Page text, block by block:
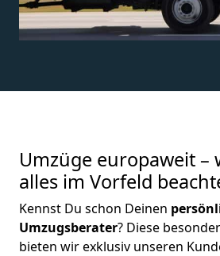
Umzüge europaweit –
alles im Vorfeld
Kennst Du schon Deinen
Umzugsberater? Diese
bieten wir exklusiv unseren